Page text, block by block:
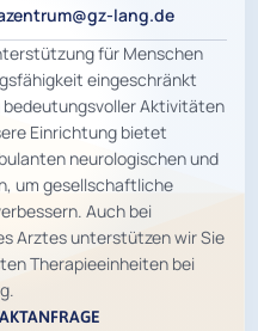
lang.de
für Menschen
eingeschränkt
bedeutungsvoller Aktivitäten
Einrichtung bietet
neurologischen und
um gesellschaftliche
Auch bei
Arztes unterstützen wir Sie
Therapieeinheiten bei